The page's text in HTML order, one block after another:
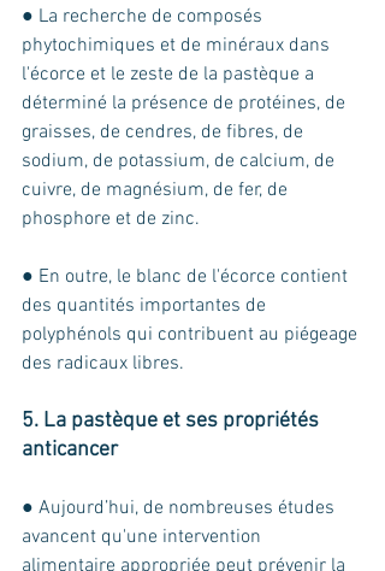
● La recherche de composés
phytochimiques et de minéraux dans
l'écorce et le zeste de la pastèque a
déterminé la présence de protéines, de
graisses, de cendres, de fibres, de
sodium, de potassium, de calcium, de
cuivre, de magnésium, de fer, de
phosphore et de zinc.
● En outre, le blanc de l'écorce contient
des quantités importantes de
polyphénols qui contribuent au piégeage
des radicaux libres.
5. La pastèque et ses propriétés
anticancer
● Aujourd’hui, de nombreuses études
avancent qu'une intervention
alimentaire appropriée peut prévenir la